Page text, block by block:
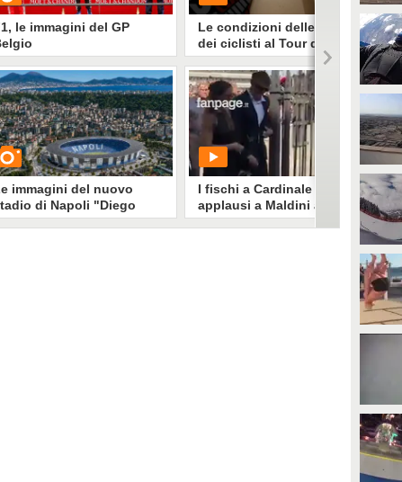
le immagini del GP
55209• diAlessio Morra
immagini del nuovo
di Napoli "Diego
Maradona"
Le condizioni delle stanze
dei ciclisti al Tour de
France 2026
PLAY
139• di Sport Fanpage
I fischi a Cardinale e gli
applausi a Maldini ai
funerali di Franco Baresi